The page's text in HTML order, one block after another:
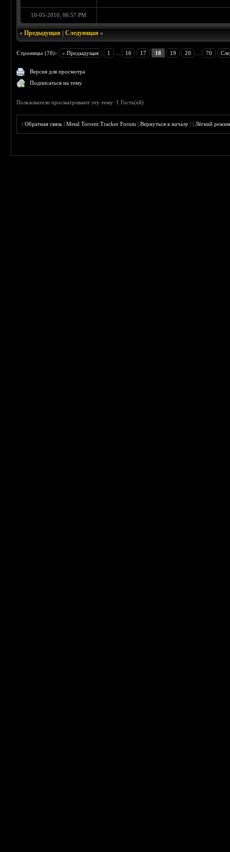
10-05-2010, 06:57 PM
«Предыдущая |Следующая »
Страницы (70): « Предыдущая 1 16 17 18 19 20 70
Версия для просмотра
Подписаться на тему
Пользователи просматривают эту тему: 1 Гость(ей)
|Обратная связь |Metal Torrent Tracker Forum |Вернуться к началу ||Лёгкий